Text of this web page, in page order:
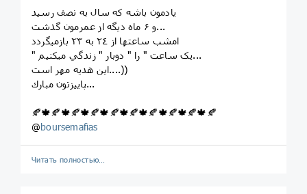
یادمون باشه که سال به نصف رسید
و ۶ ماه دیگه از عمرمون گذشت...
امشب ساعتها از ٢٤ به ٢٣ بازمیگردد
" یک ساعت " را " دوبار " زندگي میکنیم...
اين هديه مهر است....))
‌پاييزتون مبارك...
🍂🍁🍂🍁🍂🍁🍂🍁🍂🍁🍂🍁🍂🍁🍂🍁🍂🍁🍂
@boursemafias
Читать полностью…